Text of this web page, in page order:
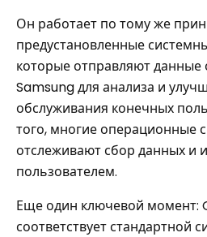
Он работает по тому же
предустановленные
которые отправляют данные
Samsung для анализа и
обслуживания конечных
того, многие операционные
отслеживают сбор данных и
пользователем.
Еще один ключевой момент:
соответствует стандартной